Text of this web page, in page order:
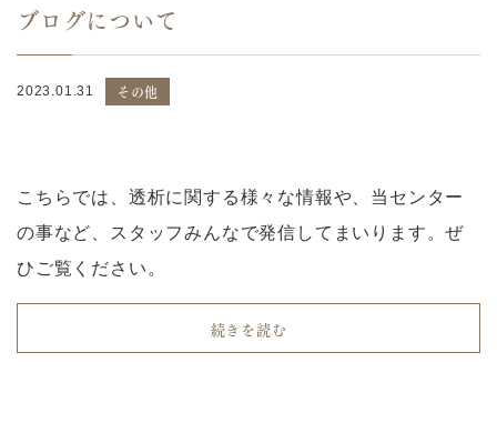
ブログについて
2023.01.31 その他
こちらでは、透析に関する様々な情報や、当センター
の事など、スタッフみんなで発信してまいります。ぜ
ひご覧ください。
続きを読む